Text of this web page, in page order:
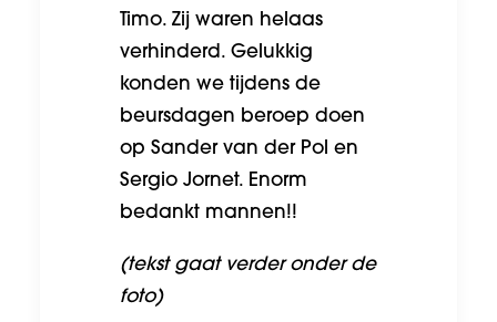
Timo. Zij waren helaas
verhinderd. Gelukkig
konden we tijdens de
beursdagen beroep doen
op Sander van der Pol en
Sergio Jornet. Enorm
bedankt mannen!!
(tekst gaat verder onder de
foto)